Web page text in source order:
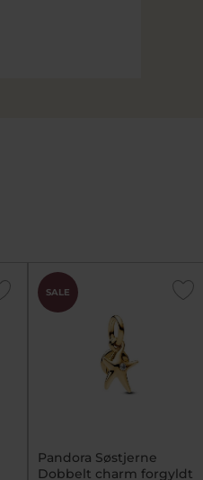
SALE
Pandora Søstjerne
Dobbelt charm forgyldt